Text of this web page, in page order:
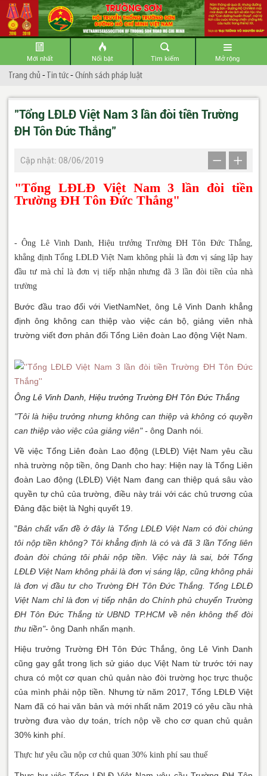
Mới nhất Nổi bật Tìm kiếm Mở rộng
Trang chủ -Tin tức-Chính sách pháp luật
"Tổng LĐLĐ Việt Nam 3 lần đòi tiền Trường
ĐH Tôn Đức Thắng"
Cập nhật: 08/06/2019
"Tổng LĐLĐ Việt Nam 3 lần đòi tiền
Trường ĐH Tôn Đức Thắng"
- Ông Lê Vinh Danh, Hiệu trưởng Trường ĐH Tôn Đức Thắng,
khẳng định Tổng LĐLĐ Việt Nam không phải là đơn vị sáng lập hay
đầu tư mà chỉ là đơn vị tiếp nhận nhưng đã 3 lần đòi tiền của nhà
trường
Bước đầu trao đổi với VietNamNet, ông Lê Vinh Danh khẳng
định ông không can thiệp vào việc cán bộ, giảng viên nhà
trường viết đơn phản đối Tổng Liên đoàn Lao động Việt Nam.
Ông Lê Vinh Danh, Hiệu trưởng Trường ĐH Tôn Đức Thắng
"Tôi là hiệu trưởng nhưng không can thiệp và không có quyền
can thiệp vào việc của giảng viên" - ông Danh nói.
Về việc Tổng Liên đoàn Lao động (LĐLĐ) Việt Nam yêu cầu
nhà trường nộp tiền, ông Danh cho hay: Hiện nay là Tổng Liên
đoàn Lao động (LĐLĐ) Việt Nam đang can thiệp quá sâu vào
quyền tự chủ của trường, điều này trái với các chủ trương của
Đảng đặc biệt là Nghị quyết 19.
"Bản chất vấn đề ở đây là Tổng LĐLĐ Việt Nam có đòi chúng
tôi nộp tiền không? Tôi khẳng định là có và đã 3 lần Tổng liên
đoàn đòi chúng tôi phải nộp tiền. Việc này là sai, bởi Tổng
LĐLĐ Việt Nam không phải là đơn vị sáng lập, cũng không phải
là đơn vị đầu tư cho Trường ĐH Tôn Đức Thắng. Tổng LĐLĐ
Việt Nam chỉ là đơn vị tiếp nhận do Chính phủ chuyển Trường
ĐH Tôn Đức Thắng từ UBND TP.HCM về nên không thể đòi
thu tiền"- ông Danh nhấn mạnh.
Hiệu trưởng Trường ĐH Tôn Đức Thắng, ông Lê Vinh Danh
cũng gay gắt trong lịch sử giáo dục Việt Nam từ trước tới nay
chưa có một cơ quan chủ quản nào đòi trường học trực thuộc
của mình phải nộp tiền. Nhưng từ năm 2017, Tổng LĐLĐ Việt
Nam đã có hai văn bản và mới nhất năm 2019 có yêu cầu nhà
trường đưa vào dự toán, trích nộp về cho cơ quan chủ quản
30% kinh phí.
Thực hư yêu cầu nộp cơ chủ quan 30% kinh phí sau thuế